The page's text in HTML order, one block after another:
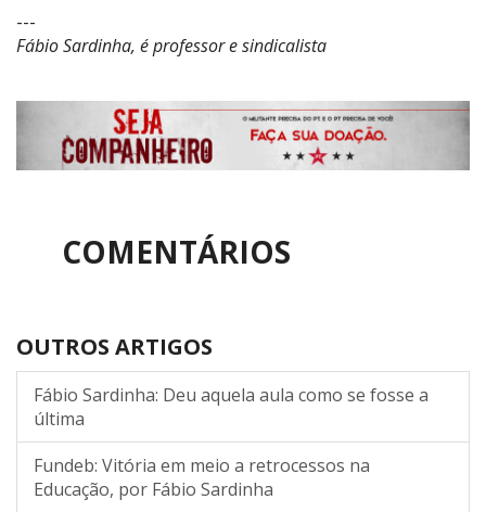
---
Fábio Sardinha, é professor e sindicalista
COMENTÁRIOS
OUTROS ARTIGOS
Fábio Sardinha: Deu aquela aula como se fosse a
última
Fundeb: Vitória em meio a retrocessos na
Educação, por Fábio Sardinha